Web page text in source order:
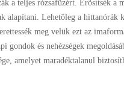
a teljes rózsafüzért. Erõsítsék a
alapítani. Lehetõleg a hittanórák
meg velük ezt az
gondok és nehézségek
amelyet maradéktalanul